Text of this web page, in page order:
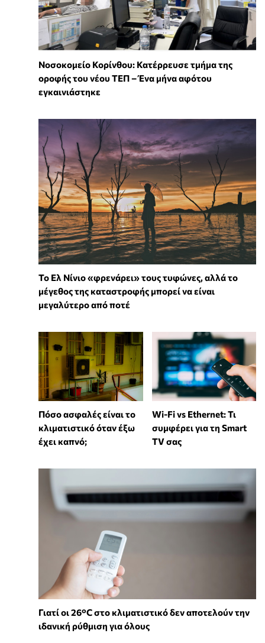
Νοσοκομείο Κορίνθου: Κατέρρευσε τμήμα της
οροφής του νέου ΤΕΠ – Ένα μήνα αφότου
εγκαινιάστηκε
Το Ελ Νίνιο «φρενάρει» τους τυφώνες, αλλά το
μέγεθος της καταστροφής μπορεί να είναι
μεγαλύτερο από ποτέ
Πόσο ασφαλές είναι το
κλιματιστικό όταν έξω
έχει καπνό;
Wi-Fi vs Ethernet: Τι
συμφέρει για τη Smart
TV σας
Γιατί οι 26°C στο κλιματιστικό δεν αποτελούν την
ιδανική ρύθμιση για όλους